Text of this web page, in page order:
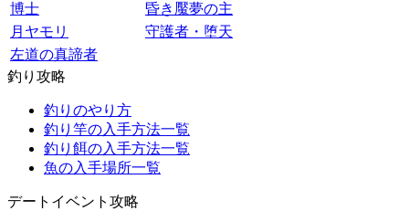
博士
昏き魘夢の主
月ヤモリ
守護者・堕天
左道の真諦者
釣り攻略
釣りのやり方
釣り竿の入手方法一覧
釣り餌の入手方法一覧
魚の入手場所一覧
デートイベント攻略